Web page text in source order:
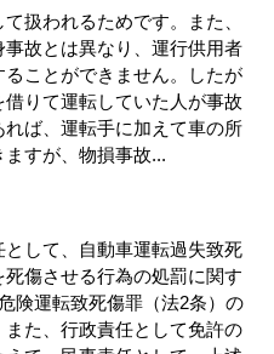
扱われるためです。また、
故とは異なり、運行供用者
ることができません。したが
りて運転していた人が事故
ば、運転手に加えて車の所
すが、物損事故...
して、自動車運転過失致死
傷させる行為の処罰に関す
険運転致死傷罪（法2条）の
た、行政責任として免許の